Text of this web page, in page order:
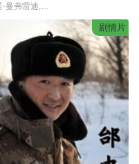
剧情片